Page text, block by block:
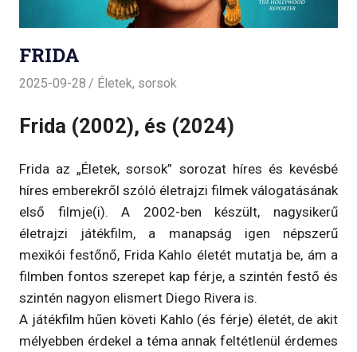
FRIDA
2025-09-28 Életek, sorsok
Frida (2002), és (2024)
Frida az „Életek, sorsok” sorozat híres és kevésbé
híres emberekről szóló életrajzi filmek válogatásának
első filmje(i). A 2002-ben készült, nagysikerű
életrajzi játékfilm, a manapság igen népszerű
mexikói festőnő, Frida Kahlo életét mutatja be, ám a
filmben fontos szerepet kap férje, a szintén festő és
szintén nagyon elismert Diego Rivera is.
A játékfilm hűen követi Kahlo (és férje) életét, de akit
mélyebben érdekel a téma annak feltétlenül érdemes